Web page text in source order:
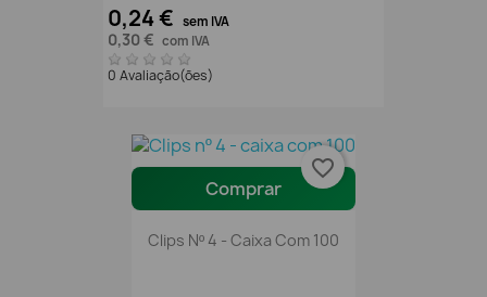
0,24 € sem IVA
0,30 € com IVA
0 Avaliação(ões)
Comprar
Clips Nº 4 - Caixa Com 100
favorite_border